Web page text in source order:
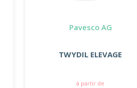
Pavesco AG
TWYDIL ELEVAGE
à partir de